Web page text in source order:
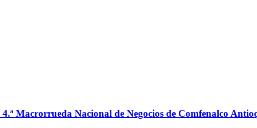
Macrorrueda Nacional de Negocios de Comfenalco